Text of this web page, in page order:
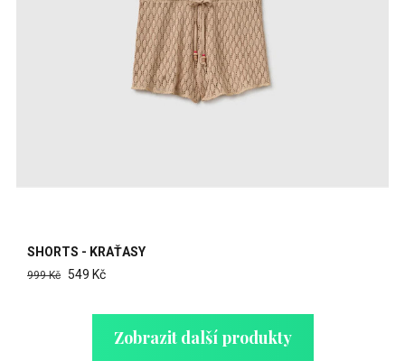
SHORTS - KRAŤASY
999 Kč 549 Kč
Zobrazit další produkty